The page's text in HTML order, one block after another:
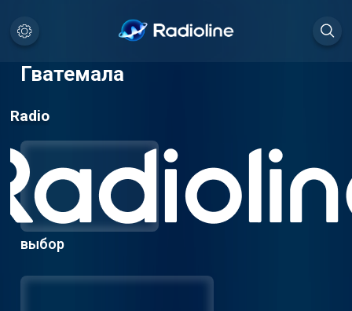
Гватемала
Radio
выбор